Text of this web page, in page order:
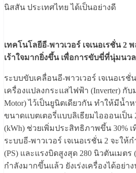
นิสสัน ประเทศไทย ได้เป็นอย่างดี
เทคโนโลยีอี-พาวเวอร์ เจเนอเรชั่น 2
เร้าใจมากยิ่งขึ้น เพื่อการขับขี่ที่นุ่มนว
ระบบขับเคลื่อนอี-พาวเวอร์ เจเนอเร
เครื่องแปลงกระแสไฟฟ้า (Inverter) กับ
Motor) ไว้เป็นยูนิตเดียวกัน ทำให้มีน้ำห
ขนาดแบตเตอรี่แบบลิเธียมไอออนเป็น
(kWh) ช่วยเพิ่มประสิทธิภาพขึ้น 30%
ระบบอี-พาวเวอร์ เจเนอเรชั่น 2 จะให้
(PS) และแรงบิดสูงสุด 280 นิวตันเมต
กำลังมากขึ้นแล้ว ยังเร่งเครื่องได้อย่